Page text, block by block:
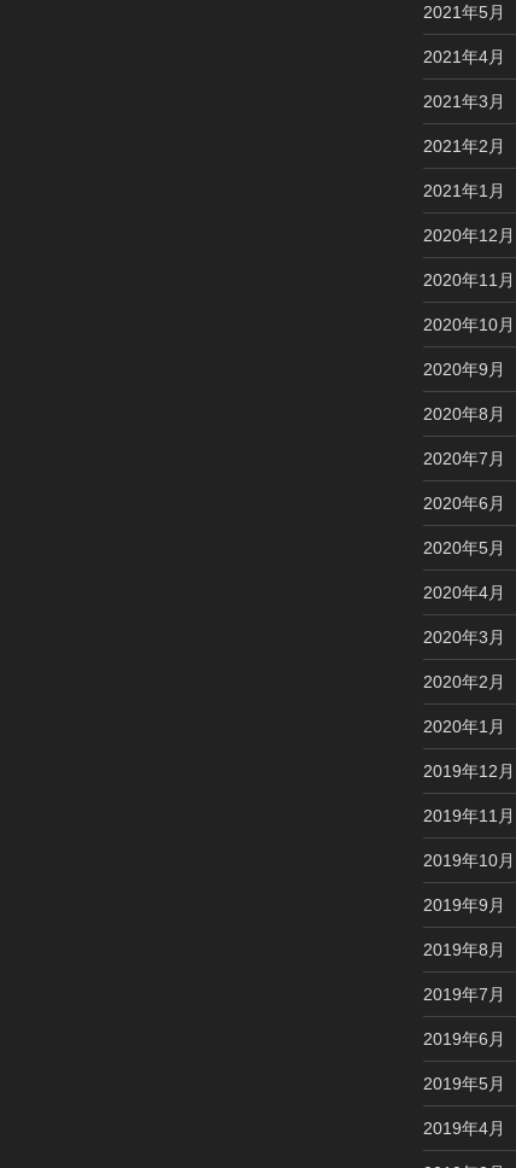
2021年5月
2021年4月
2021年3月
2021年2月
2021年1月
2020年12月
2020年11月
2020年10月
2020年9月
2020年8月
2020年7月
2020年6月
2020年5月
2020年4月
2020年3月
2020年2月
2020年1月
2019年12月
2019年11月
2019年10月
2019年9月
2019年8月
2019年7月
2019年6月
2019年5月
2019年4月